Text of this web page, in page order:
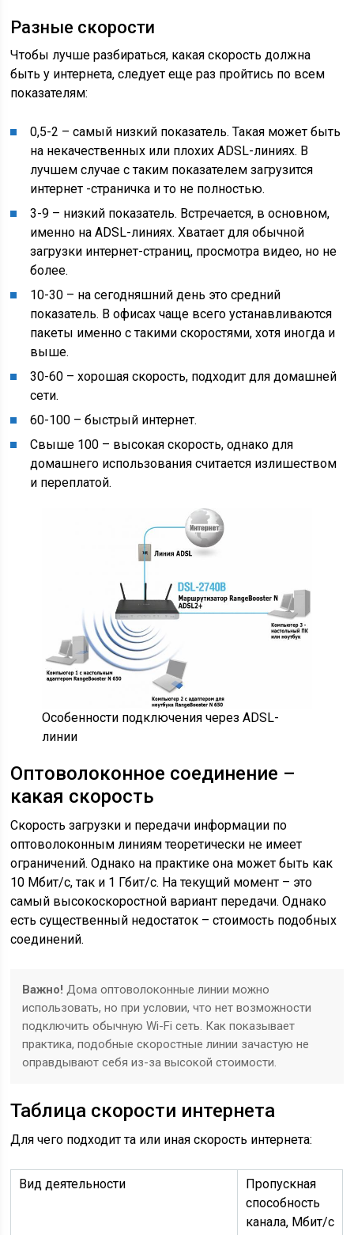
Разные скорости
Чтобы лучше разбираться, какая скорость должна
быть у интернета, следует еще раз пройтись по всем
показателям:
0,5-2 – самый низкий показатель. Такая может быть
на некачественных или плохих ADSL-линиях. В
лучшем случае с таким показателем загрузится
интернет -страничка и то не полностью.
3-9 – низкий показатель. Встречается, в основном,
именно на ADSL-линиях. Хватает для обычной
загрузки интернет-страниц, просмотра видео, но не
более.
10-30 – на сегодняшний день это средний
показатель. В офисах чаще всего устанавливаются
пакеты именно с такими скоростями, хотя иногда и
выше.
30-60 – хорошая скорость, подходит для домашней
сети.
60-100 – быстрый интернет.
Свыше 100 – высокая скорость, однако для
домашнего использования считается излишеством
и переплатой.
Особенности подключения через ADSL-
линии
Оптоволоконное соединение –
какая скорость
Скорость загрузки и передачи информации по
оптоволоконным линиям теоретически не имеет
ограничений. Однако на практике она может быть как
10 Мбит/с, так и 1 Гбит/с. На текущий момент – это
самый высокоскоростной вариант передачи. Однако
есть существенный недостаток – стоимость подобных
соединений.
Важно! Дома оптоволоконные линии можно
использовать, но при условии, что нет возможности
подключить обычную Wi-Fi сеть. Как показывает
практика, подобные скоростные линии зачастую не
оправдывают себя из-за высокой стоимости.
Таблица скорости интернета
Для чего подходит та или иная скорость интернета:
Вид деятельности
Пропускная
способность
канала, Мбит/с